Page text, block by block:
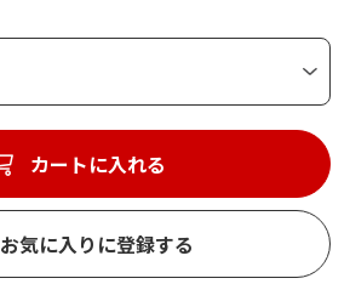
カートに入れる
お気に入りに登録する